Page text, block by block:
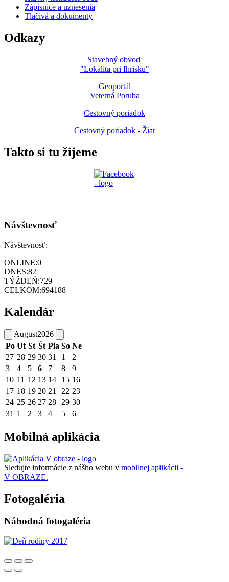
Zápisnice a uznesenia
Tlačivá a dokumenty
Odkazy
Stavebný obvod
"Lokalita pri Ihrisku"
Geoportál
Veterná Poruba
Cestovný poriadok
Cestovný poriadok - Žiar
Takto si tu žijeme
Návštevnosť
Návštevnosť:
ONLINE:0
DNES:82
TÝŽDEŇ:729
CELKOM:694188
Kalendár
August2026
Po Ut St Št Pia So Ne
27 28 29 30 31 1
2
3
4 5 6 7 8
9
10 11 12 13 14 15 16
17 18 19 20 21 22 23
24 25 26 27 28 29 30
31 1 2 3 4 5 6
Mobilná aplikácia
Sledujte informácie z nášho webu v mobilnej aplikácii -
V OBRAZE.
Fotogaléria
Náhodná fotogaléria